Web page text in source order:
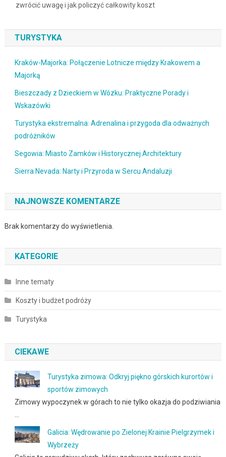
zwrócić uwagę i jak policzyć całkowity koszt
TURYSTYKA
Kraków-Majorka: Połączenie Lotnicze między Krakowem a
Majorką
Bieszczady z Dzieckiem w Wózku: Praktyczne Porady i
Wskazówki
Turystyka ekstremalna: Adrenalina i przygoda dla odważnych
podróżników
Segowia: Miasto Zamków i Historycznej Architektury
Sierra Nevada: Narty i Przyroda w Sercu Andaluzji
NAJNOWSZE KOMENTARZE
Brak komentarzy do wyświetlenia.
KATEGORIE
Inne tematy
Koszty i budżet podróży
Turystyka
CIEKAWE
Turystyka zimowa: Odkryj piękno górskich kurortów i
sportów zimowych
Zimowy wypoczynek w górach to nie tylko okazja do podziwiania
Galicia: Wędrowanie po Zielonej Krainie Pielgrzymek i
Wybrzeży